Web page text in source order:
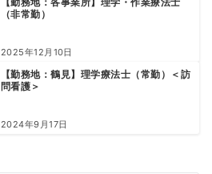
（非常勤）
2025年12月10日
【勤務地：鶴見】理学療法士（常勤）＜訪
問看護＞
2024年9月17日